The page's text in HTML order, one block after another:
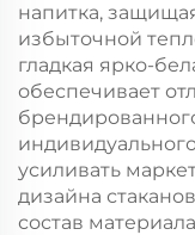
напитка,
избыточной
гладкая ярко-
обеспечивает
усиливать
дизайна
состав